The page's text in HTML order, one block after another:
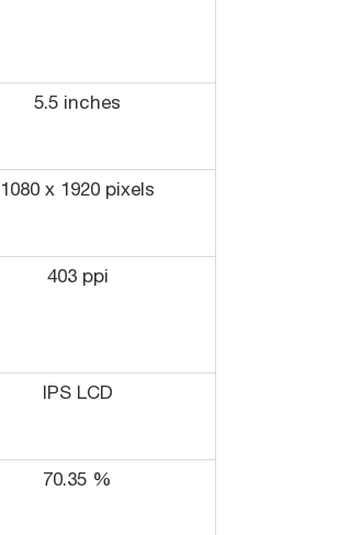
5.5 inches
1080 x 1920 pixels
403 ppi
IPS LCD
70.35 %